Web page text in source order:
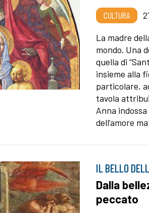
CULTURA
La madre
mondo. Una
quella di
insieme alla
particolare,
tavola
Anna
dell’amore
IL BELLO
Dalla
peccato